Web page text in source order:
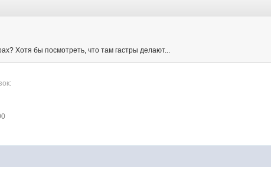
Хотя бы посмотреть, что там гастры делают...